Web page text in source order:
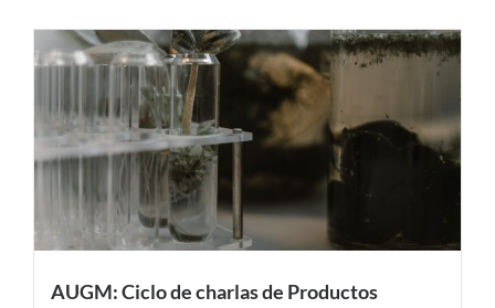
AUGM: Ciclo de charlas de Productos